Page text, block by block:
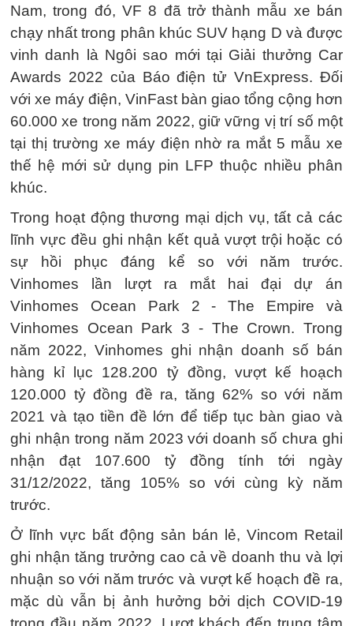
Nam, trong đó, VF 8 đã trở thành mẫu xe bán
chạy nhất trong phân khúc SUV hạng D và được
vinh danh là Ngôi sao mới tại Giải thưởng Car
Awards 2022 của Báo điện tử VnExpress. Đối
với xe máy điện, VinFast bàn giao tổng cộng hơn
60.000 xe trong năm 2022, giữ vững vị trí số một
tại thị trường xe máy điện nhờ ra mắt 5 mẫu xe
thế hệ mới sử dụng pin LFP thuộc nhiều phân
khúc.
Trong hoạt động thương mại dịch vụ, tất cả các
lĩnh vực đều ghi nhận kết quả vượt trội hoặc có
sự hồi phục đáng kể so với năm trước.
Vinhomes lần lượt ra mắt hai đại dự án
Vinhomes Ocean Park 2 - The Empire và
Vinhomes Ocean Park 3 - The Crown. Trong
năm 2022, Vinhomes ghi nhận doanh số bán
hàng kỉ lục 128.200 tỷ đồng, vượt kế hoạch
120.000 tỷ đồng đề ra, tăng 62% so với năm
2021 và tạo tiền đề lớn để tiếp tục bàn giao và
ghi nhận trong năm 2023 với doanh số chưa ghi
nhận đạt 107.600 tỷ đồng tính tới ngày
31/12/2022, tăng 105% so với cùng kỳ năm
trước.
Ở lĩnh vực bất động sản bán lẻ, Vincom Retail
ghi nhận tăng trưởng cao cả về doanh thu và lợi
nhuận so với năm trước và vượt kế hoạch đề ra,
mặc dù vẫn bị ảnh hưởng bởi dịch COVID-19